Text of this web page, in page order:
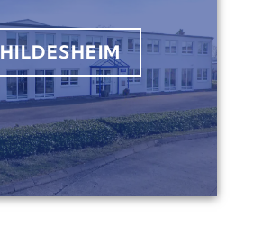
HILDESHEIM